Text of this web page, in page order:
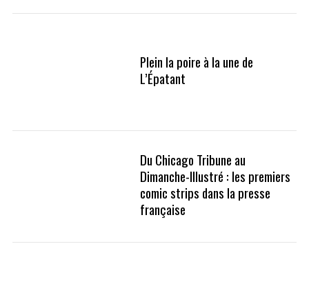
Plein la poire à la une de
L’Épatant
Du Chicago Tribune au
Dimanche-Illustré : les premiers
comic strips dans la presse
française